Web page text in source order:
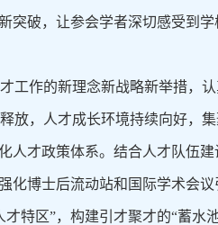
突破，让参会学者深切感受到
工作的新理念新战略新举措，
放，人才成长环境持续向好，
人才政策体系。结合人才队伍
化博士后流动站和国际学术会
特区”，构建引才聚才的“蓄